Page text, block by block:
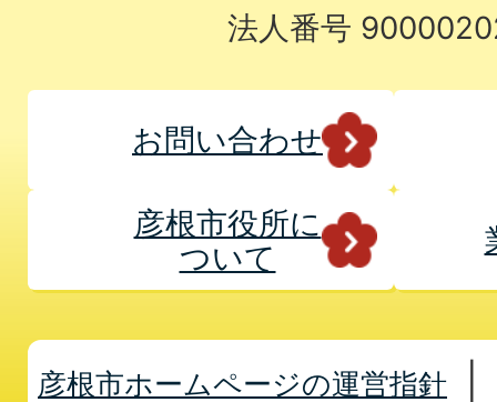
法人番号
お問い合わせ
彦根市役所に
ついて
彦根市ホームページの運営指針